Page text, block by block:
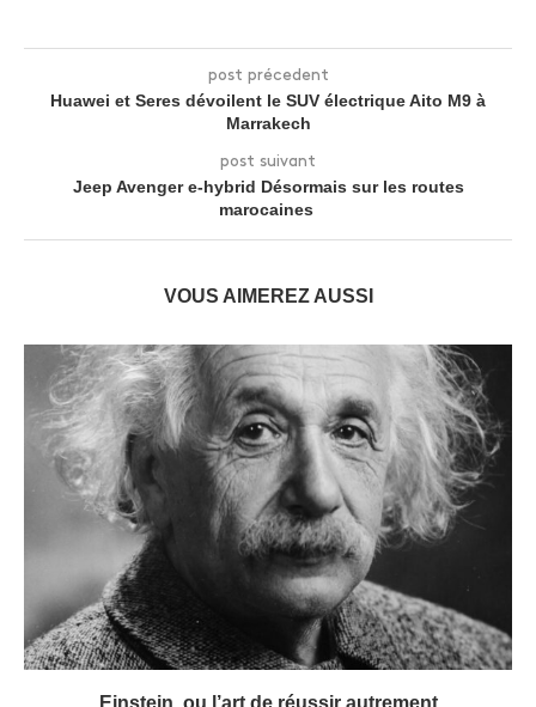
post précedent
Huawei et Seres dévoilent le SUV électrique Aito M9 à
Marrakech
post suivant
Jeep Avenger e-hybrid Désormais sur les routes
marocaines
VOUS AIMEREZ AUSSI
Einstein, ou l’art de réussir autrement